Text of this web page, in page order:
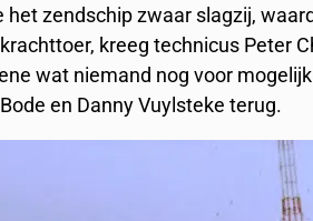
het zendschip zwaar slagzij,
kreeg technicus Peter
wat niemand nog voor
en Danny Vuylsteke terug.